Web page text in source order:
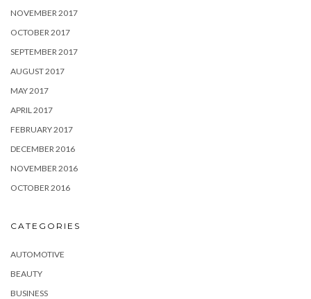
NOVEMBER 2017
OCTOBER 2017
SEPTEMBER 2017
AUGUST 2017
MAY 2017
APRIL 2017
FEBRUARY 2017
DECEMBER 2016
NOVEMBER 2016
OCTOBER 2016
CATEGORIES
AUTOMOTIVE
BEAUTY
BUSINESS